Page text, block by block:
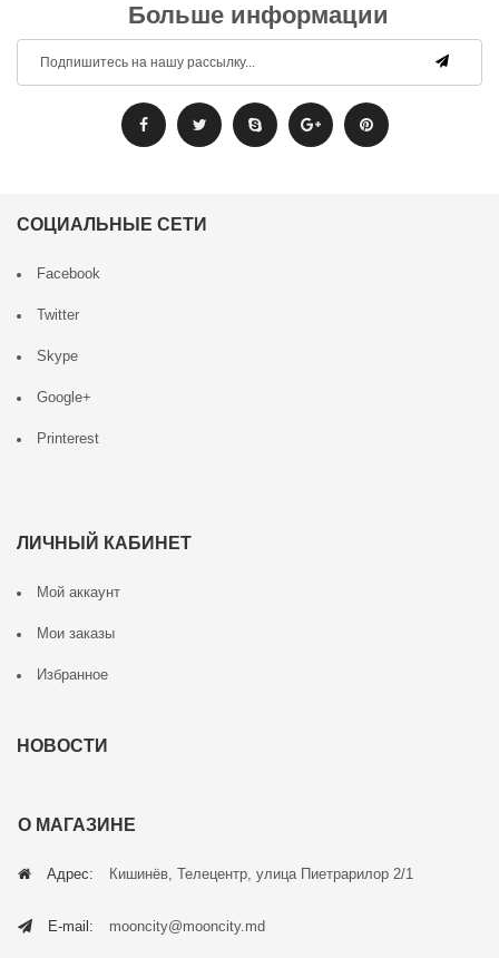
Больше информации
СОЦИАЛЬНЫЕ СЕТИ
Facebook
Twitter
Skype
Google+
Printerest
ЛИЧНЫЙ КАБИНЕТ
Мой аккаунт
Мои заказы
Избранное
НОВОСТИ
О МАГАЗИНЕ
Адрес: Кишинёв, Телецентр, улица Пиетрарилор 2/1
E-mail: mooncity@mooncity.md